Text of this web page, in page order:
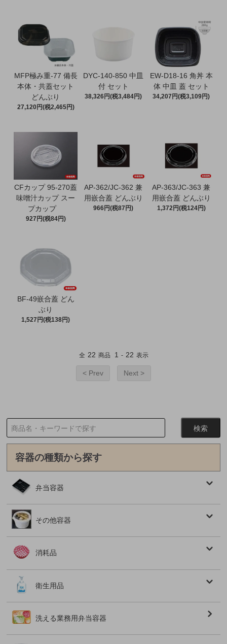
MFP極み重-77 備長
本体・共蓋セット
どんぶり
27,120円(税2,465円)
DYC-140-850 中皿
付 セット
38,326円(税3,484円)
EW-D18-16 角丼 本
体 中皿 蓋 セット
34,207円(税3,109円)
CFカップ 95-270蓋
味噌汁カップ スー
プカップ
927円(税84円)
AP-362/JC-362 兼
用嵌合蓋 どんぶり
966円(税87円)
AP-363/JC-363 兼
用嵌合蓋 どんぶり
1,372円(税124円)
BF-49嵌合蓋 どん
ぶり
1,527円(税138円)
全 22 商品 1 - 22 表示
< Prev Next >
容器の種類から探す
弁当容器
その他容器
消耗品
衛生用品
洗える業務用弁当容器